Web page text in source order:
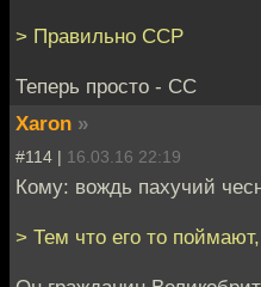
> Правильно ССР
Теперь просто - СС
Xaron »
#114 | 16.03.16 22:19
Кому: вождь пахучий
> Тем что его то